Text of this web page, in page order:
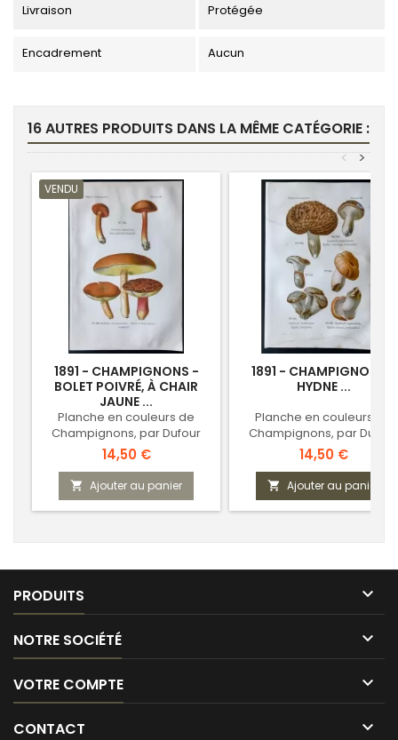
Livraison Protégée
Encadrement Aucun
16 AUTRES PRODUITS DANS LA MÊME CATÉGORIE :
>
<
VENDU
1891 - CHAMPIGNONS -
BOLET POIVRÉ, À CHAIR
JAUNE ...
Planche en couleurs de
Champignons, par Dufour
Prix
14,50 €
 Ajouter au panier
1891 - CHAMPIGNONS -
HYDNE ...
Planche en couleurs de
Champignons, par Dufour
Prix
14,50 €
 Ajouter au panier
PRODUITS 
NOTRE SOCIÉTÉ 
VOTRE COMPTE 
CONTACT 